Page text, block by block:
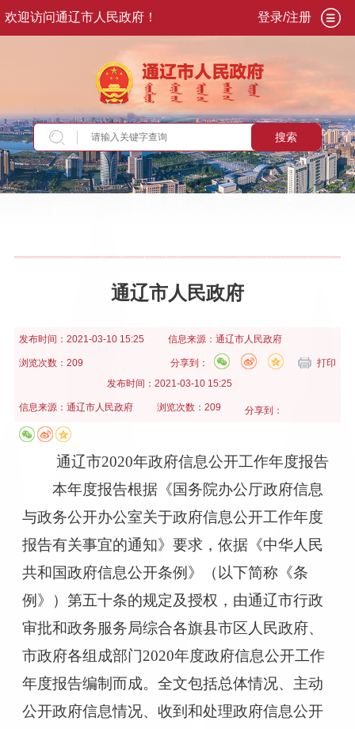
欢迎访问通辽市人民政府！ 登录/注册
搜索
当前位置：首页>政务公开>政府信息公开年报
通辽市人民政府
发布时间： 2021-03-10 15:25 信息来源： 通辽市人民政府
浏览次数：209 打印
分享到：
发布时间： 2021-03-10 15:25
信息来源： 通辽市人民政府 浏览次数：209 分享到：
通辽市2020年政府信息公开工作年度报告
本年度报告根据《国务院办公厅政府信息
与政务公开办公室关于政府信息公开工作年度
报告有关事宜的通知》要求，依据《中华人民
共和国政府信息公开条例》（以下简称《条
例》）第五十条的规定及授权，由通辽市行政
审批和政务服务局综合各旗县市区 人民政府、
市政府各组成部门2020年度政府信息公开工作
年度报告编制而成。全文包括总体情况、主动
公开政府信息情况、收到和处理政府信息公开